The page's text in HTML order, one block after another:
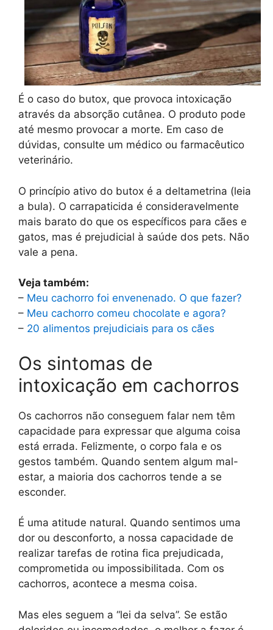
É o caso do butox, que provoca intoxicação
através da absorção cutânea. O produto pode
até mesmo provocar a morte. Em caso de
dúvidas, consulte um médico ou farmacêutico
veterinário.
O princípio ativo do butox é a deltametrina (leia
a bula). O carrapaticida é consideravelmente
mais barato do que os específicos para cães e
gatos, mas é prejudicial à saúde dos pets. Não
vale a pena.
Veja também:
– Meu cachorro foi envenenado. O que fazer?
– Meu cachorro comeu chocolate e agora?
– 20 alimentos prejudiciais para os cães
Os sintomas de
intoxicação em cachorros
Os cachorros não conseguem falar nem têm
capacidade para expressar que alguma coisa
está errada. Felizmente, o corpo fala e os
gestos também. Quando sentem algum mal-
estar, a maioria dos cachorros tende a se
esconder.
É uma atitude natural. Quando sentimos uma
dor ou desconforto, a nossa capacidade de
realizar tarefas de rotina fica prejudicada,
comprometida ou impossibilitada. Com os
cachorros, acontece a mesma coisa.
Mas eles seguem a “lei da selva”. Se estão